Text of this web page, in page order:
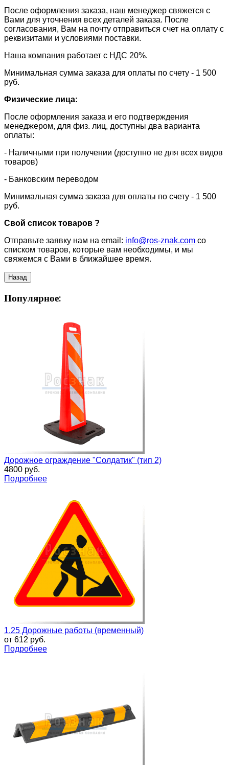
После оформления заказа, наш менеджер свяжется с
Вами для уточнения всех деталей заказа. После
согласования, Вам на почту отправиться счет на оплату с
реквизитами и условиями поставки.
​Наша компания работает с НДС 20%.
​Минимальная сумма заказа для оплаты по счету - 1 500
руб.
Физические лица:
После оформления заказа и его подтверждения
менеджером, для физ. лиц, доступны два варианта
оплаты:
- Наличными при получении (доступно не для всех видов
товаров)
- Банковским переводом
Минимальная сумма заказа для оплаты по счету - 1 500
руб.
Свой список товаров ?
Отправьте заявку нам на email: info@ros-znak.com со
списком товаров, которые вам необходимы, и мы
свяжемся с Вами в ближайшее время.
Популярное:
Дорожное ограждение "Солдатик" (тип 2)
4800 руб.
Подробнее
1.25 Дорожные работы (временный)
от 612 руб.
Подробнее